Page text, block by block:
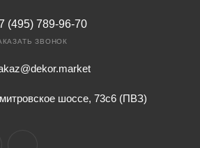
(495) 789-96-70
ЗВОНОК
шоссе, 73с6 (ПВЗ)